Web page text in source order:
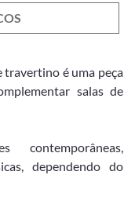
travertino é uma peça
salas de
contemporâneas,
dependendo do